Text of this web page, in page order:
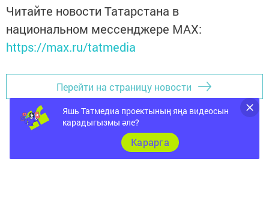
Читайте новости Татарстана в
национальном мессенджере MАХ:
https://max.ru/tatmedia
Перейти на страницу новости
Яшь Татмедиа проектының яңа видеосын
карадыгызмы әле?
Карарга